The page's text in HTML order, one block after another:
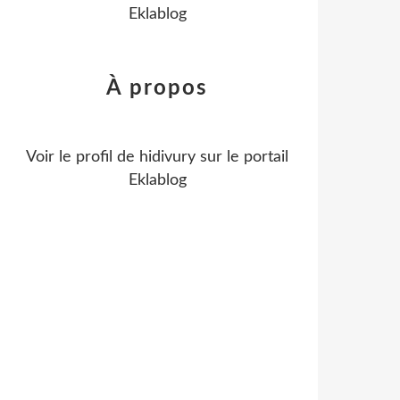
Eklablog
À propos
Voir le profil de hidivury sur le portail
Eklablog